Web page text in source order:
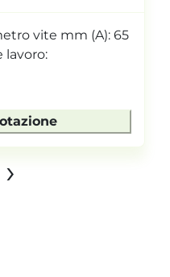
vite mm (A): 65
lavoro:
›